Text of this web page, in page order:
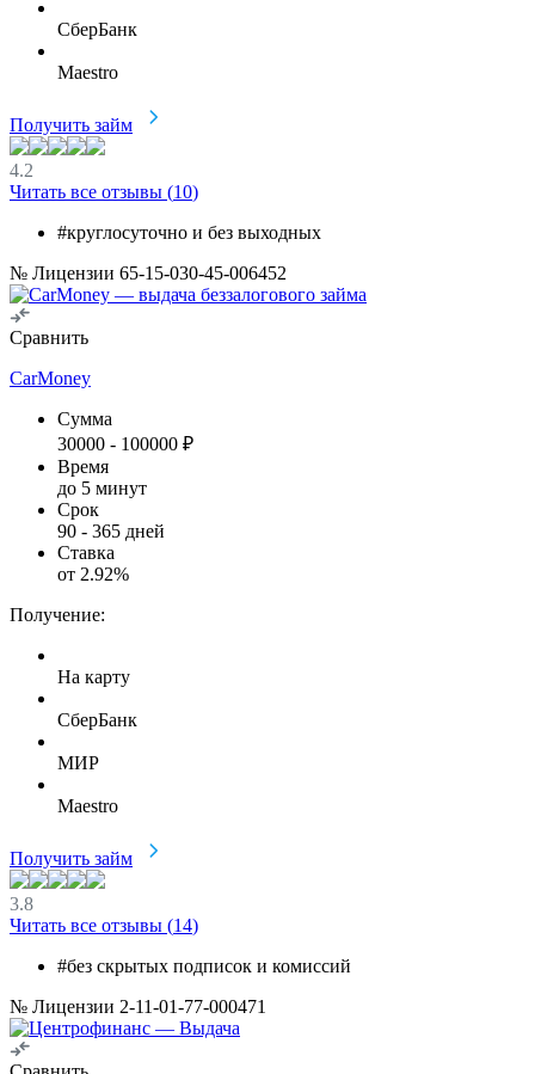
СберБанк
Maestro
Получить займ
4.2
Читать все отзывы (10)
#круглосуточно и без выходных
№ Лицензии 65-15-030-45-006452
Сравнить
CarMoney
Сумма
30000 - 100000 ₽
Время
до 5 минут
Срок
90 - 365 дней
Ставка
от 2.92%
Получение:
На карту
СберБанк
МИР
Maestro
Получить займ
3.8
Читать все отзывы (14)
#без скрытых подписок и комиссий
№ Лицензии 2-11-01-77-000471